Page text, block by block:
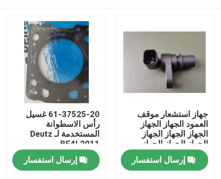
منزل
جهاز استشعار موقف
العمود الجهاز الجهاز
الجهاز الجهاز الجهاز
الجهاز الجهاز الجهاز
الجهاز الجهاز الجهاز
الجهاز U5MK1234 جهاز
استشعار السرعة لشركة
إرسال استفسار
61-37525-20 غسيل
رأس الاسطوانة
المستخدمة لـ Deutz
BF4L2011
BF4LM2011 قطع غيار
محركات الديزل
إرسال استفسار